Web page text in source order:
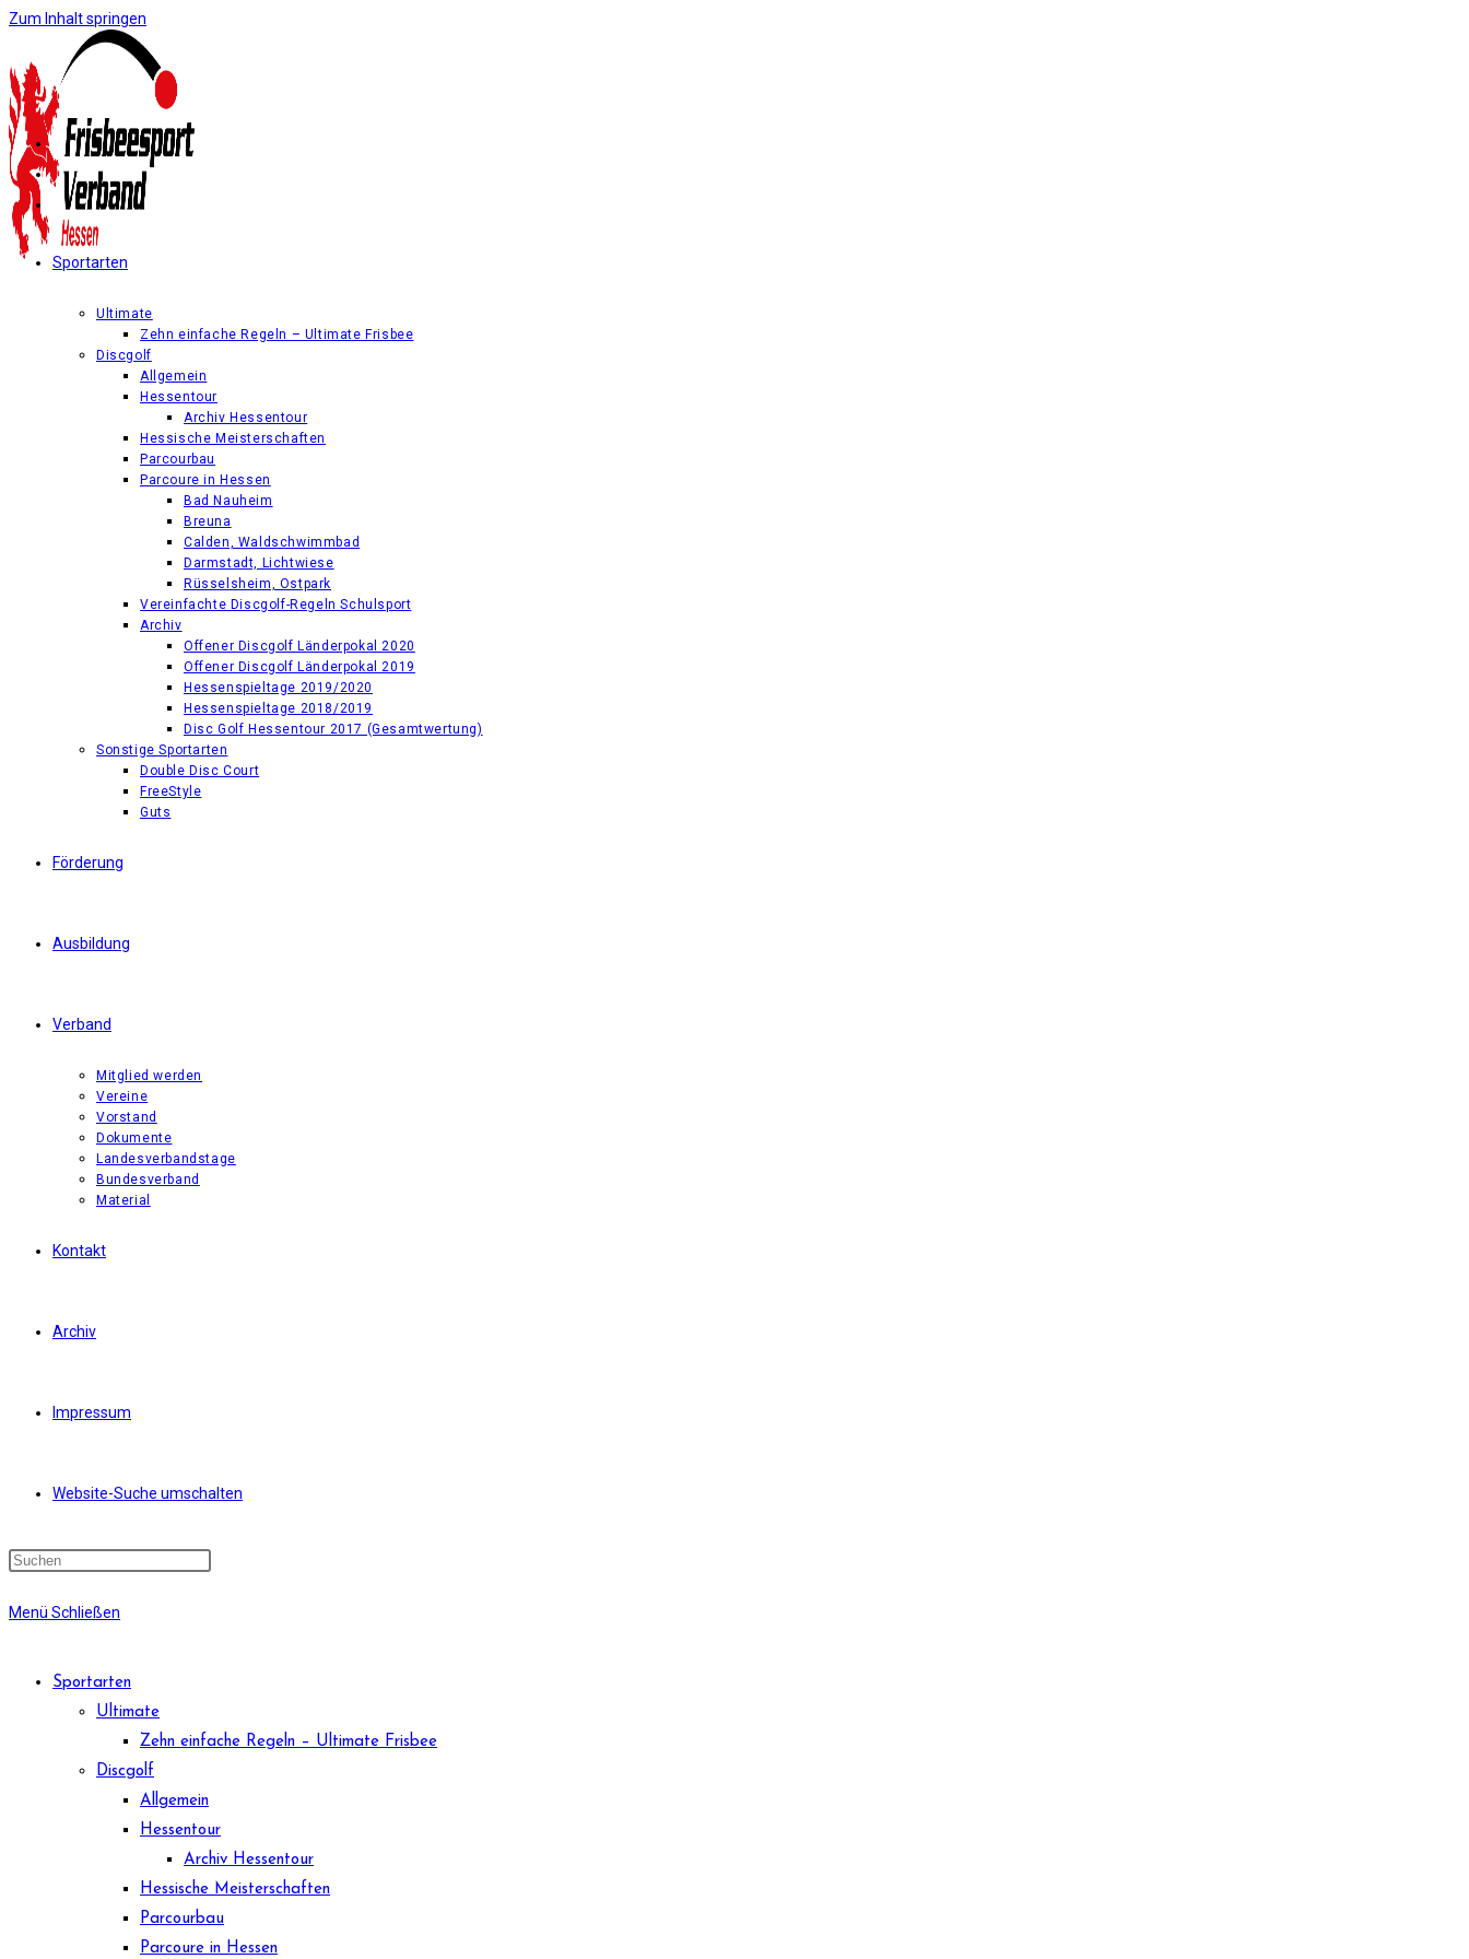
Zum Inhalt springen
Sportarten
Ultimate
Zehn einfache Regeln – Ultimate Frisbee
Discgolf
Allgemein
Hessentour
Archiv Hessentour
Hessische Meisterschaften
Parcourbau
Parcoure in Hessen
Bad Nauheim
Breuna
Calden, Waldschwimmbad
Darmstadt, Lichtwiese
Rüsselsheim, Ostpark
Vereinfachte Discgolf-Regeln Schulsport
Archiv
Offener Discgolf Länderpokal 2020
Offener Discgolf Länderpokal 2019
Hessenspieltage 2019/2020
Hessenspieltage 2018/2019
Disc Golf Hessentour 2017 (Gesamtwertung)
Sonstige Sportarten
Double Disc Court
FreeStyle
Guts
Förderung
Ausbildung
Verband
Mitglied werden
Vereine
Vorstand
Dokumente
Landesverbandstage
Bundesverband
Material
Kontakt
Archiv
Impressum
Website-Suche umschalten
Menü Schließen
Sportarten
Ultimate
Zehn einfache Regeln – Ultimate Frisbee
Discgolf
Allgemein
Hessentour
Archiv Hessentour
Hessische Meisterschaften
Parcourbau
Parcoure in Hessen